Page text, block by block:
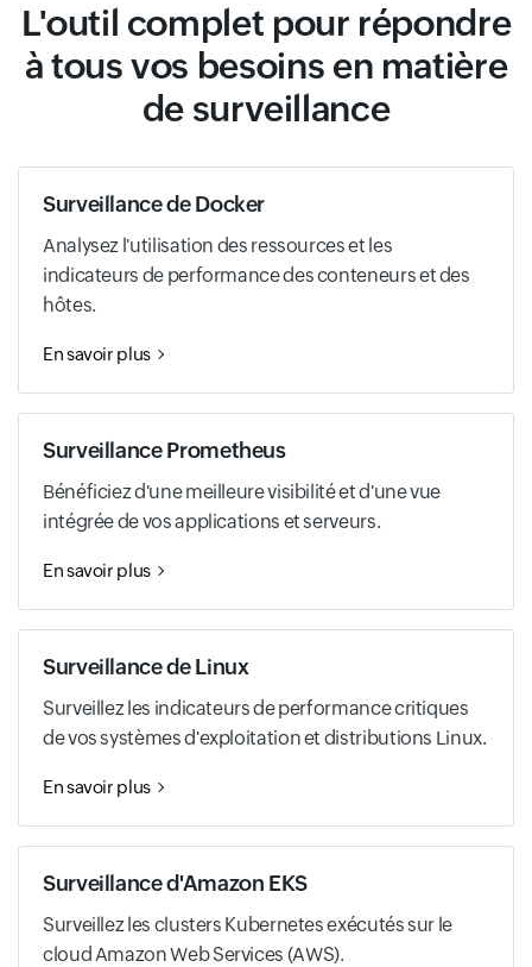
L'outil complet pour répondre
à tous vos besoins en matière
de surveillance
Surveillance de Docker
Analysez l'utilisation des ressources et les
indicateurs de performance des conteneurs et des
hôtes.
En savoir plus
Surveillance Prometheus
Bénéficiez d'une meilleure visibilité et d'une vue
intégrée de vos applications et serveurs.
En savoir plus
Surveillance de Linux
Surveillez les indicateurs de performance critiques
de vos systèmes d'exploitation et distributions Linux.
En savoir plus
Surveillance d'Amazon EKS
Surveillez les clusters Kubernetes exécutés sur le
cloud Amazon Web Services (AWS).